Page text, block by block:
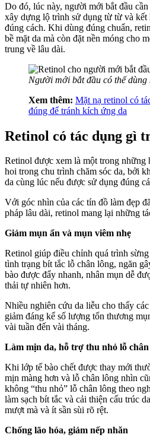
Do đó, lúc này, người mới bắt đầu
xây dựng lộ trình sử dụng từ từ và kết
đúng cách. Khi dùng đúng chuẩn,
bề mặt da mà còn đặt nền móng cho
trung về lâu dài.
Người mới bắt đầu có thể
Xem thêm: Mặt nạ retinol có
đúng để tránh kích ứng da
Retinol có tác dụng gì
Retinol được xem là một trong những
hoi trong chu trình chăm sóc da, bởi
da cùng lúc nếu được sử dụng đúng
Với góc nhìn của các tín đồ làm đẹp
pháp lâu dài, retinol mang lại những
Giảm mụn ẩn và mụn viêm nhẹ
Retinol giúp điều chỉnh quá trình
tình trạng bít tắc lỗ chân lông, ngăn
bào được đẩy nhanh, nhân mụn dễ
thải tự nhiên hơn.
Nhiều nghiên cứu da liễu cho thấy
giảm đáng kể số lượng tổn thương
vài tuần đến vài tháng.
Làm mịn da, hỗ trợ thu nhỏ lỗ
Khi lớp tế bào chết được thay mới
mịn màng hơn và lỗ chân lông nhìn
không “thu nhỏ” lỗ chân lông theo
làm sạch bít tắc và cải thiện cấu trúc
mượt mà và ít sần sùi rõ rệt.
Chống lão hóa, giảm nếp nhăn